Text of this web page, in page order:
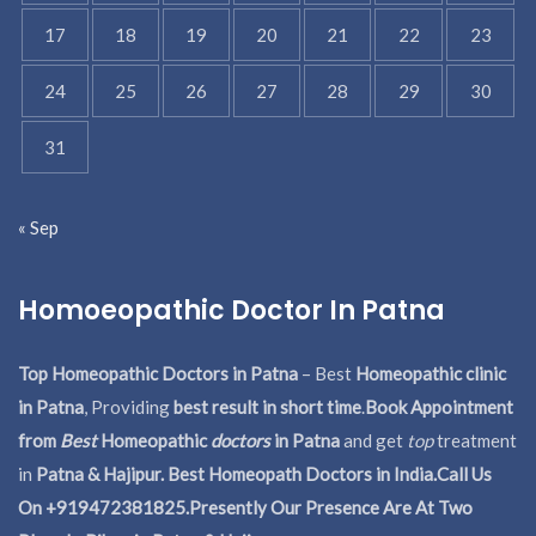
17 18 19 20 21 22 23
24 25 26 27 28 29 30
31
« Sep
Homoeopathic Doctor In Patna
Top Homeopathic Doctors in Patna – Best Homeopathic clinic
in Patna, Providingbest result in short time.Book Appointment
from BestHomeopathicdoctorsin Patnaand get toptreatment
in Patna & Hajipur. Best Homeopath Doctors in India.Call Us
On +919472381825.Presently Our Presence Are At Two